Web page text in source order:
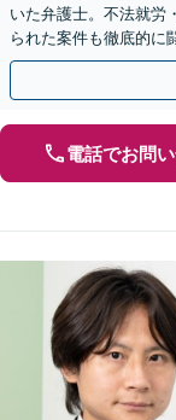
いた弁護士。不法就
られた案件も徹底的に
電話でお問